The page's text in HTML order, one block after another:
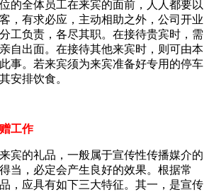
的全体员工在来宾的面前，人人都要以
，有求必应，主动相助之外，公司开业
工负责，各尽其职。在接待贵宾时，需
自出面。在接待其他来宾时，则可由本
事。若来宾须为来宾准备好专用的停车
安排饮食。
工作
宾的礼品，一般属于宣传性传播媒介的
当，必定会产生良好的效果。根据常
，应具有如下三大特征。其一，是宣传